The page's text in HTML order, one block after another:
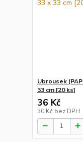
Ubrousek
33 cm [20 ks]
36 Kč
30 Kč bez DPH